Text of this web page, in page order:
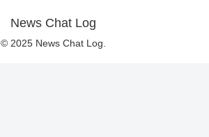
News Chat Log
© 2025 News Chat Log.